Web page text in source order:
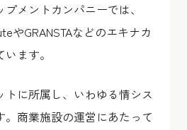
メントカンパニーでは、
やGRANSTAなどのエキナカ
ます。
に所属し、いわゆる情シス
。商業施設の運営にあたって